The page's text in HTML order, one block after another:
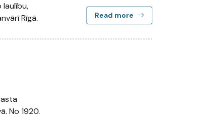
Rīgā.
Read more
No 1920.